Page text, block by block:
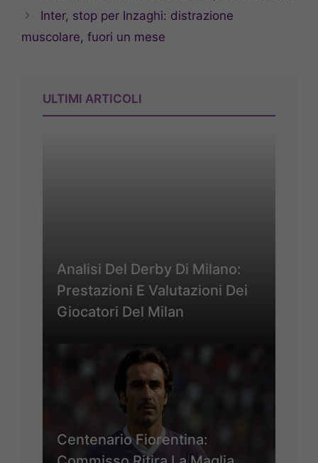
Inter, stop per Inzaghi: distrazione
muscolare, fuori un mese
ULTIMI ARTICOLI
Analisi Del Derby Di Milano:
Prestazioni E Valutazioni Dei
Giocatori Del Milan
Centenario Fiorentina: